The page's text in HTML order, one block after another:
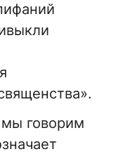
мы говорим